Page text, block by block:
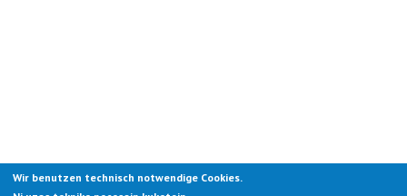
Wir benutzen technisch notwendige Cookies.